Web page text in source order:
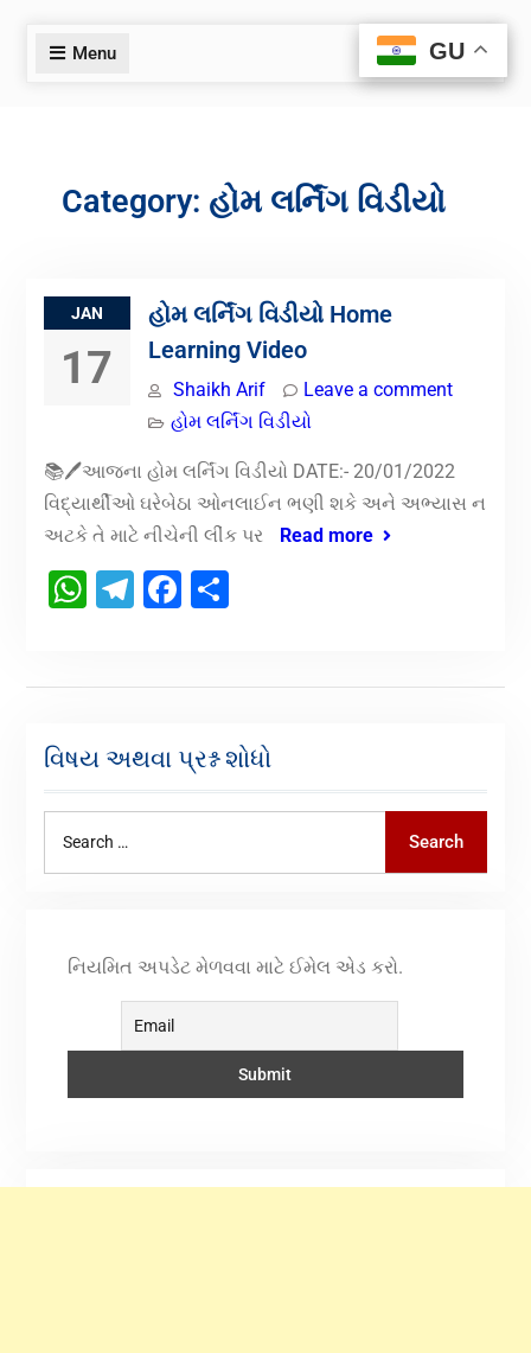
Menu
Category: હોમ લર્નિંગ વિડીયો
JAN
17
હોમ લર્નિંગ વિડીયો Home
Learning Video
Shaikh Arif
Leave a comment
હોમ લર્નિંગ વિડીયો
📚🖊️આજના હોમ લર્નિંગ વિડીયો DATE:- 20/01/2022
વિદ્યાર્થીઓ ઘરેબેઠા ઓનલાઈન ભણી શકે અને અભ્યાસ ન
અટકે તે માટે નીચેની લીંક પર
Read more
WhatsApp
Telegram
Facebook
Share
વિષય અથવા પ્રશ્ન શોધો
Search
નિયમિત અપડેટ મેળવવા માટે ઈમેલ એડ કરો.
GU
GU